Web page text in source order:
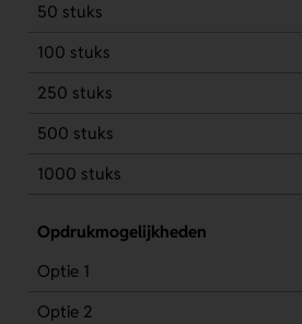
50 stuks
100 stuks
250 stuks
500 stuks
1000 stuks
Opdrukmogelijkheden
Optie 1
Optie 2